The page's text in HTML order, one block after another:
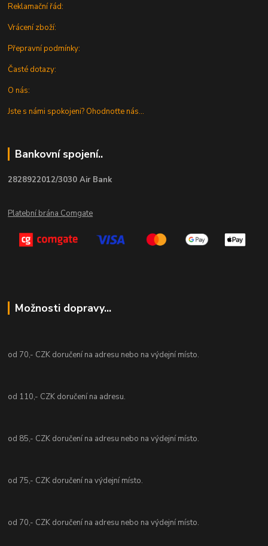
Reklamační řád:
Vrácení zboží:
Přepravní podmínky:
Časté dotazy:
O nás:
Jste s námi spokojeni? Ohodnoťte nás...
Bankovní spojení..
2828922012/3030 Air Bank
Platební brána Comgate
Možnosti dopravy...
od 70,- CZK doručení na adresu nebo na výdejní místo.
od 110,- CZK doručení na adresu.
od 85,- CZK doručení na adresu nebo na výdejní místo.
od 75,- CZK doručení na výdejní místo.
od 70,- CZK doručení na adresu nebo na výdejní místo.